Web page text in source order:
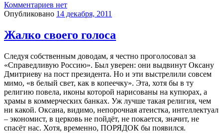
Комментариев нет
Опубликовано 14 декабря, 2011
Жалко своего голоса
Следуя собственным доводам, я честно проголосовал за
«Справедливую Россию». Был уверен: они выдвинут Оксану
Дмитриеву на пост президента. Но и эти выстрелили совсем
мимо, «в белый свет, как в копеечку». Эта, хотя бы в ту
религию повела, иконы которой нарисованы на купюрах, а
храмы в коммерческих банках. Уж лучше такая религия, чем
ни какой. Оксана, видимо, непорочная атеистка, интеллектуал
– экономист, в церковь не пойдёт, не покается, значит, не
спасёт нас. Хотя, временно, ПОРЯДОК бы появился.